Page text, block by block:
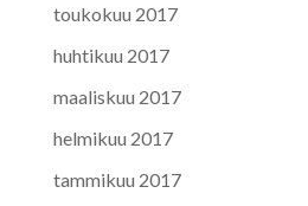
toukokuu 2017
huhtikuu 2017
maaliskuu 2017
helmikuu 2017
tammikuu 2017